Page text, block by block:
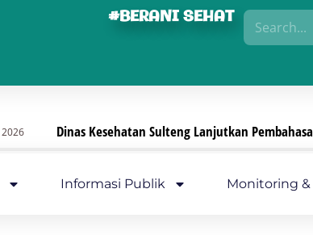
#BERANI SEHAT
Dinas Kesehatan Sulteng Lanjutkan Pembahasan
Informasi Publik Monitoring &